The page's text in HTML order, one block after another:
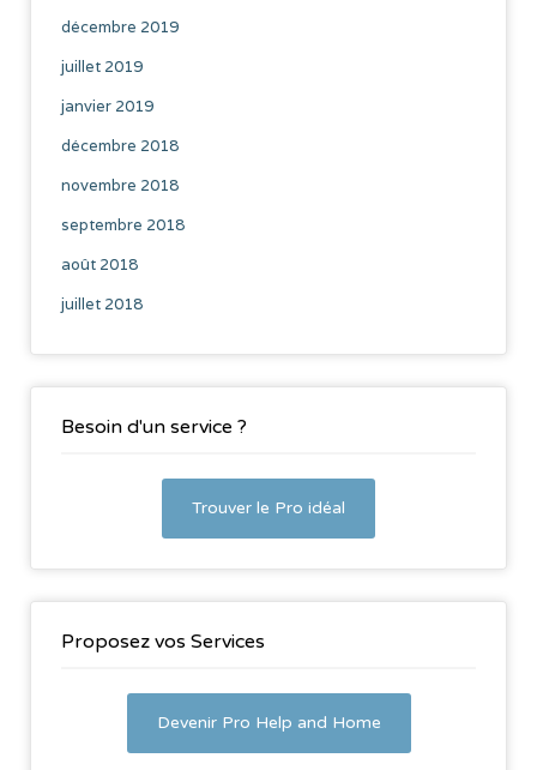
décembre 2019
juillet 2019
janvier 2019
décembre 2018
novembre 2018
septembre 2018
août 2018
juillet 2018
Besoin d'un service ?
Trouver le Pro idéal
Proposez vos Services
Devenir Pro Help and Home